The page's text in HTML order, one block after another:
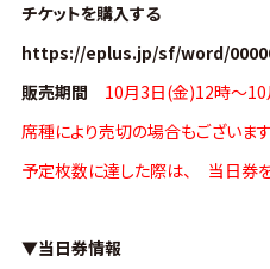
チケットを購入する
https://eplus.jp/sf/word/
販売期間 10月3日(金)12時～
席種により売切の場合もございま
予定枚数に達した際は、 当日券
▼当日券情報